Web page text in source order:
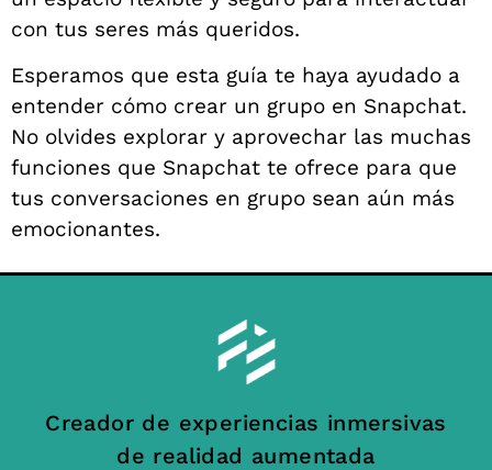
con tus seres más queridos.
Esperamos que esta guía te haya ayudado a
entender cómo crear un grupo en Snapchat.
No olvides explorar y aprovechar las muchas
funciones que Snapchat te ofrece para que
tus conversaciones en grupo sean aún más
emocionantes.
Creador de experiencias inmersivas
de realidad aumentada